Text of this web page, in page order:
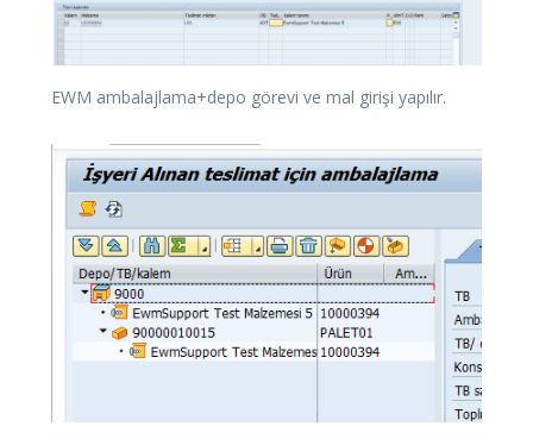
EWM ambalajlama+depo görevi ve mal girişi yapılır.